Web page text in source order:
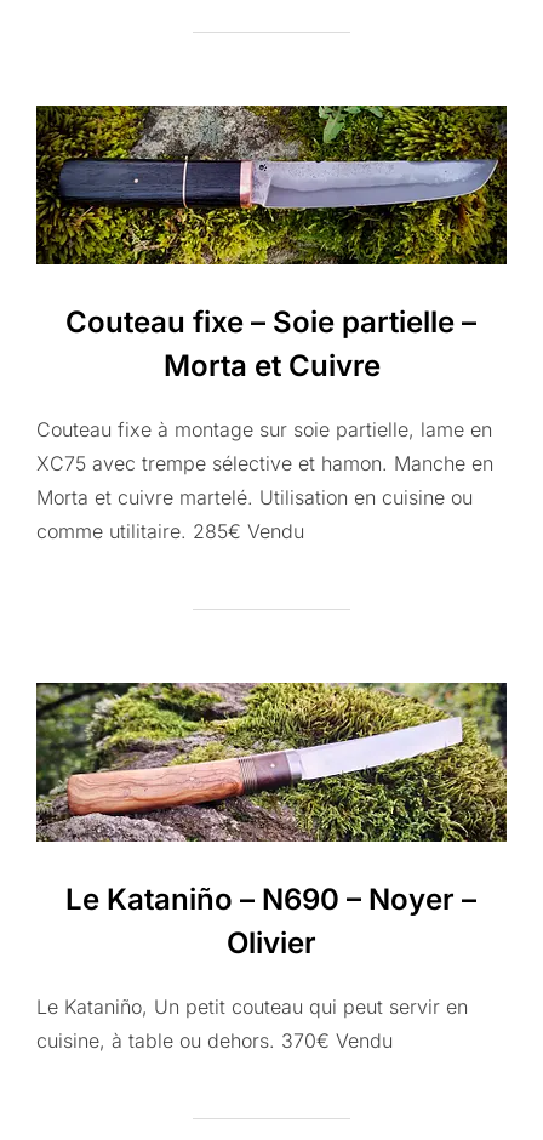
Couteau fixe – Soie partielle –
Morta et Cuivre
Couteau fixe à montage sur soie partielle, lame en
XC75 avec trempe sélective et hamon. Manche en
Morta et cuivre martelé. Utilisation en cuisine ou
comme utilitaire. 285€ Vendu
Le Kataniño – N690 – Noyer –
Olivier
Le Kataniño, Un petit couteau qui peut servir en
cuisine, à table ou dehors. 370€ Vendu